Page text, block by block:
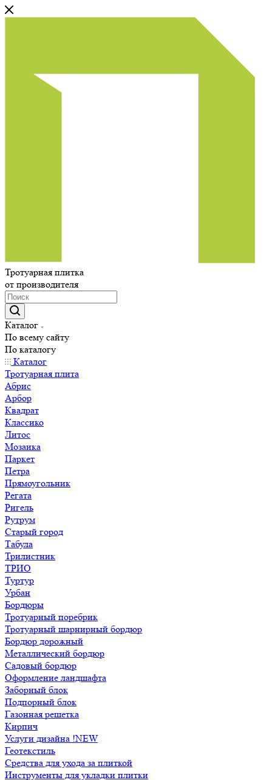
Тротуарная плитка
от производителя
Каталог
По всему сайту
По каталогу
Каталог
Тротуарная плита
Абрис
Арбор
Квадрат
Классико
Литос
Мозаика
Паркет
Петра
Прямоугольник
Регата
Ригель
Рутрум
Старый город
Табула
Трилистник
ТРИО
Туртур
Урбан
Бордюры
Тротуарный поребрик
Тротуарный шарнирный бордюр
Бордюр дорожный
Металлический бордюр
Садовый бордюр
Оформление ландшафта
Заборный блок
Подпорный блок
Газонная решетка
Кирпич
Услуги дизайна !NEW
Геотекстиль
Средства для ухода за плиткой
Инструменты для укладки плитки